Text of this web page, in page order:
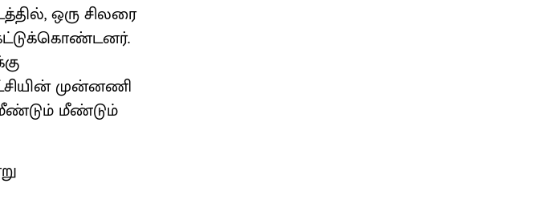
ஒரு சிலரை
முன்னணி
மீண்டும்